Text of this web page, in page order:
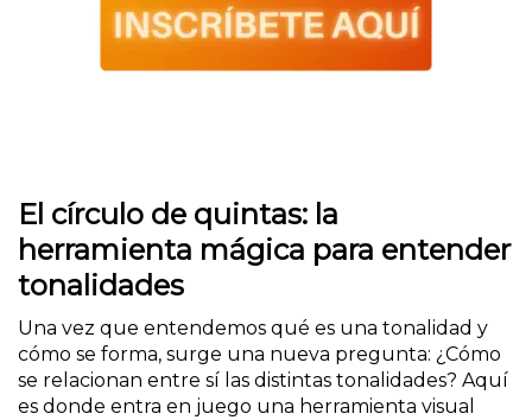
El círculo de quintas: la
herramienta mágica para entender
tonalidades
Una vez que entendemos qué es una tonalidad y
cómo se forma, surge una nueva pregunta: ¿Cómo
se relacionan entre sí las distintas tonalidades? Aquí
es donde entra en juego una herramienta visual